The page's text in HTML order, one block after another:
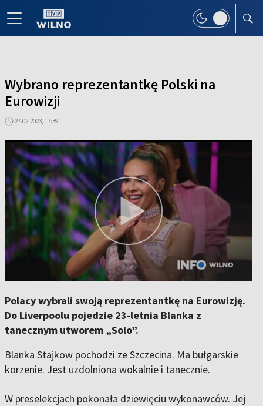
Wybrano reprezentantkę Polski na
Eurowizji
27.02.2023, 17:39
Polacy wybrali swoją reprezentantkę na Eurowizję.
Do Liverpoolu pojedzie 23-letnia Blanka z
tanecznym utworem „Solo”.
Blanka Stajkow pochodzi ze Szczecina. Ma bułgarskie
korzenie. Jest uzdolniona wokalnie i tanecznie.
W preselekcjach pokonała dziewięciu wykonawców. Jej